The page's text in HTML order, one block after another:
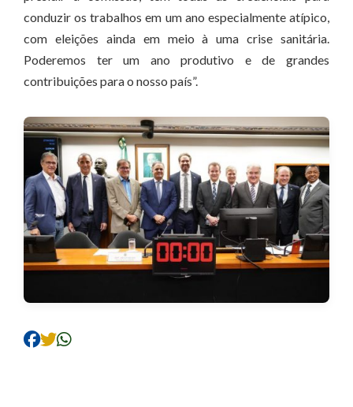
conduzir os trabalhos em um ano especialmente atípico,
com eleições ainda em meio à uma crise sanitária.
Poderemos ter um ano produtivo e de grandes
contribuições para o nosso país”.